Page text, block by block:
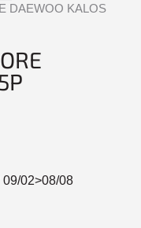
DAEWOO KALOS
02>08/08